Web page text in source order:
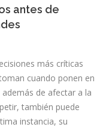
antes de
más críticas
cuando ponen en
de afectar a la
también puede
instancia, su